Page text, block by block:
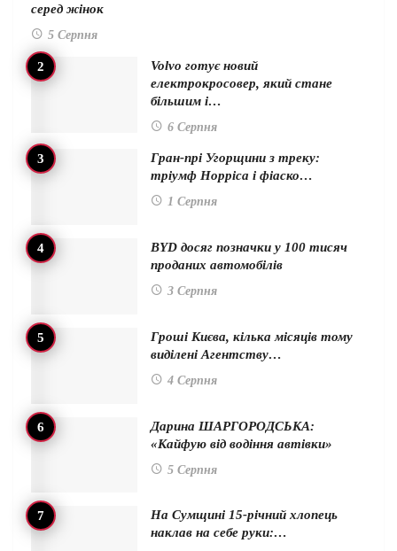
серед жінок
5 Серпня
Volvo готує новий
електрокросовер, який стане
більшим і…
6 Серпня
Гран-прі Угорщини з треку:
тріумф Норріса і фіаско…
1 Серпня
BYD досяг позначки у 100 тисяч
проданих автомобілів
3 Серпня
Гроші Києва, кілька місяців тому
виділені Агентству…
4 Серпня
Дарина ШАРГОРОДСЬКА:
«Кайфую від водіння автівки»
5 Серпня
На Сумщині 15-річний хлопець
наклав на себе руки:…